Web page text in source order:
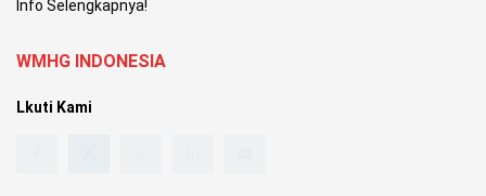
Info Selengkapnya!
WMHG INDONESIA
Lkuti Kami